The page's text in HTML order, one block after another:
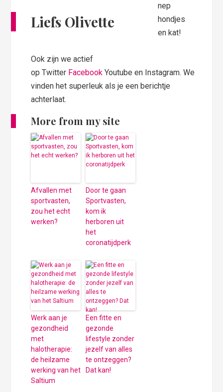
nep
hondjes
en kat!
Liefs Olivette
Ook zijn we actief
op Twitter Facebook Youtube en Instagram. We
vinden het superleuk als je een berichtje
achterlaat.
More from my site
Afvallen met
sportvasten,
zou het echt
werken?
Door te gaan
Sportvasten,
kom ik
herboren uit
het
coronatijdperk
Werk aan je
gezondheid
met
halotherapie:
de heilzame
werking van het
Saltium
Een fitte en
gezonde
lifestyle zonder
jezelf van alles
te ontzeggen?
Dat kan!